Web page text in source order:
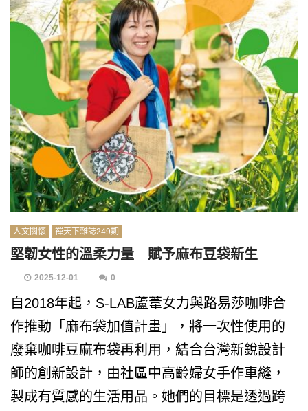
人文關懷 禪天下雜誌249期
堅韌女性的溫柔力量 賦予麻布豆袋新生
2025-12-01 0
自2018年起，S-LAB蘆葦女力與路易莎咖啡合
作推動「麻布袋加值計畫」，將一次性使用的
廢棄咖啡豆麻布袋再利用，結合台灣新銳設計
師的創新設計，由社區中高齡婦女手作車縫，
製成有質感的生活用品。她們的目標是透過跨